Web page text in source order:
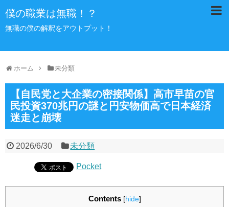
僕の職業は無職！？
無職の僕の解釈をアウトプット！
ホーム 未分類
【自民党と大企業の密接関係】高市早苗の官
民投資370兆円の謎と円安物価高で日本経済
迷走と崩壊
2026/6/30 未分類
Pocket
Contents [hide]